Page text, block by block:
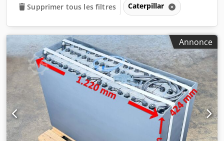
Supprimer tous les filtres Caterpillar
Annonce